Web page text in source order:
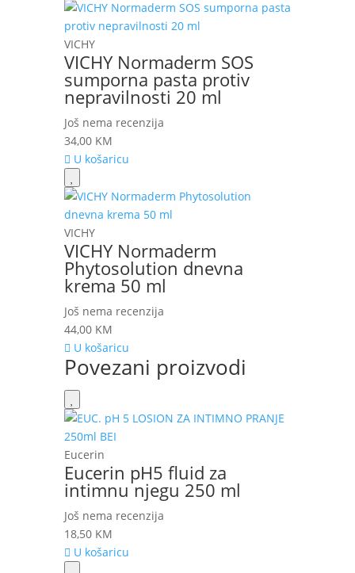
VICHY
VICHY Normaderm SOS
sumporna pasta protiv
nepravilnosti 20 ml
Još nema recenzija
34,00 KM
U košaricu
VICHY
VICHY Normaderm
Phytosolution dnevna
krema 50 ml
Još nema recenzija
44,00 KM
U košaricu
Povezani proizvodi
Eucerin
Eucerin pH5 fluid za
intimnu njegu 250 ml
Još nema recenzija
18,50 KM
U košaricu